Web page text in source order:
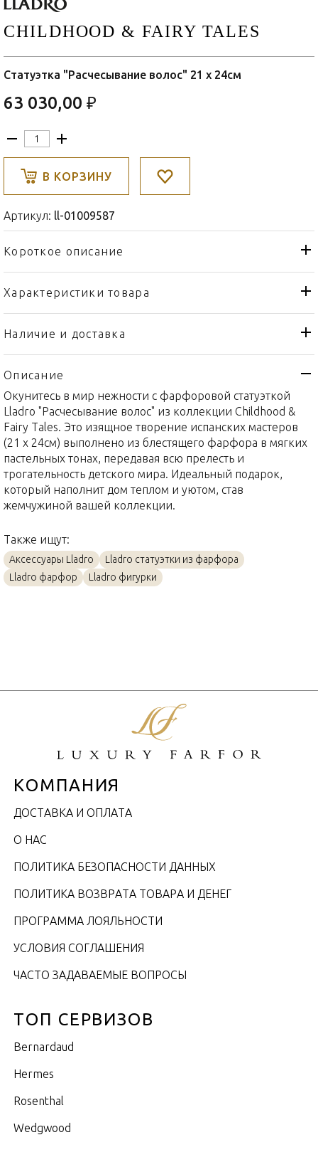
CHILDHOOD & FAIRY TALES
Статуэтка "Расчесывание волос" 21 х 24см
63 030,00 ₽
В КОРЗИНУ
Артикул: ll-01009587
Короткое описание
Характеристики товара
Тип товара
Статуэтка
Бренд
Коллекция
Childhood & Fairy Tales
Страна производителя
Материал
Фарфор
Объем / Размер
21 х 24см
Наличие и доставка
Описание
Окунитесь в мир нежности с фарфоровой статуэткой
Lladro "Расчесывание волос" из коллекции Childhood &
Fairy Tales. Это изящное творение испанских мастеров
(21 х 24см) выполнено из блестящего фарфора в мягких
пастельных тонах, передавая всю прелесть и
трогательность детского мира. Идеальный подарок,
который наполнит дом теплом и уютом, став
жемчужиной вашей коллекции.
Также ищут:
Аксессуары Lladro
Lladro статуэтки из фарфора
Lladro фарфор
Lladro фигурки
КОМПАНИЯ
ДОСТАВКА И ОПЛАТА
О НАС
ПОЛИТИКА БЕЗОПАСНОСТИ ДАННЫХ
ПОЛИТИКА ВОЗВРАТА ТОВАРА И ДЕНЕГ
ПРОГРАММА ЛОЯЛЬНОСТИ
УСЛОВИЯ СОГЛАШЕНИЯ
ЧАСТО ЗАДАВАЕМЫЕ ВОПРОСЫ
ТОП СЕРВИЗОВ
Bernardaud
Hermes
Rosenthal
Wedgwood